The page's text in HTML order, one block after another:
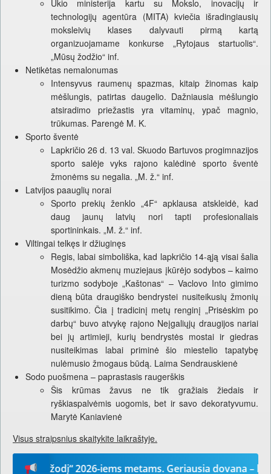
Ūkio ministerija kartu su Mokslo, inovacijų ir
technologijų agentūra (MITA) kviečia išradingiausių
moksleivių klases dalyvauti pirmą kartą
organizuojamame konkurse „Rytojaus startuolis“.
„Mūsų žodžio“ inf.
Netikėtas nemalonumas
Intensyvus raumenų spazmas, kitaip žinomas kaip
mėšlungis, patirtas daugelio. Dažniausia mėšlungio
atsiradimo priežastis yra vitaminų, ypač magnio,
trūkumas. Parengė M. K.
Sporto šventė
Lapkričio 26 d. 13 val. Skuodo Bartuvos progimnazijos
sporto salėje vyks rajono kalėdinė sporto šventė
žmonėms su negalia. „M. ž.“ inf.
Latvijos paauglių norai
Sporto prekių ženklo „4F“ apklausa atskleidė, kad
daug jaunų latvių nori tapti profesionaliais
sportininkais. „M. ž.“ inf.
Viltingai telkęs ir džiuginęs
Regis, labai simboliška, kad lapkričio 14-ąją visai šalia
Mosėdžio akmenų muziejaus įkūrėjo sodybos – kaimo
turizmo sodyboje „Kaštonas“ – Vaclovo Into gimimo
dieną būta draugiško bendrystei nusiteikusių žmonių
susitikimo. Čia į tradicinį metų renginį „Prisėskim po
darbų“ buvo atvykę rajono Neįgaliųjų draugijos nariai
bei jų artimieji, kurių bendrystės mostai ir giedras
nusiteikimas labai priminė šio miestelio tapatybę
nulėmusio žmogaus būdą. Laima Sendrauskienė
Sodo puošmena – paprastasis raugerškis
Šis krūmas žavus ne tik gražiais žiedais ir
ryškiaspalvėmis uogomis, bet ir savo dekoratyvumu.
Marytė Kaniavienė
Visus straipsnius skaitykite laikraštyje.
žodį“ 2026-iems metams. Geriausia dovana –